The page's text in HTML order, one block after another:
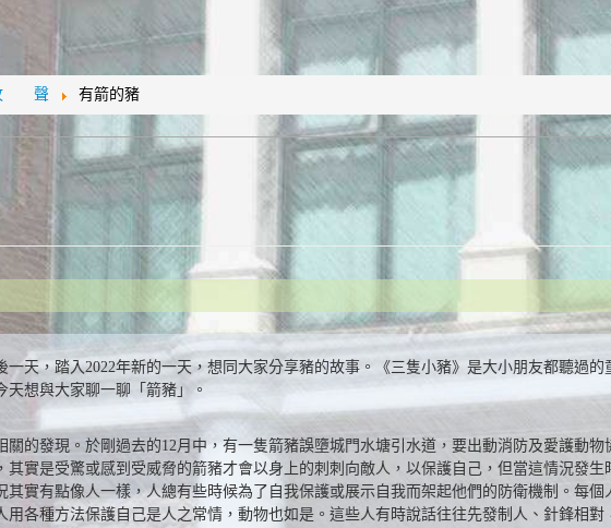
聲 有箭的豬
一天，踏入2022年新的一天，想同大家分享豬的故事。《三隻小豬》是大小朋友都聽過
想與大家聊一聊「箭豬」。
的發現。於剛過去的12月中，有一隻箭豬誤墮城門水塘引水道，要出動消防及愛護動物
其實是受驚或感到受威脅的箭豬才會以身上的刺刺向敵人，以保護自己，但當這情況發
實有點像人一樣，人總有些時候為了自我保護或展示自我而架起他們的防衛機制。每
用各種方法保護自己是人之常情，動物也如是。這些人有時說話往往先發制人、針鋒相